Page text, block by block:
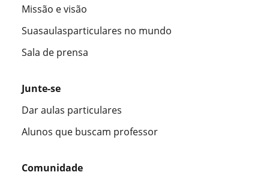
Missão e visão
Suasaulasparticulares no mundo
Sala de prensa
Junte-se
Dar aulas particulares
Alunos que buscam professor
Comunidade